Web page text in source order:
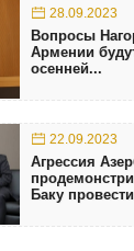
28.09.2023
Вопросы
Армении
осенней...
22.09.2023
Агрессия
Баку